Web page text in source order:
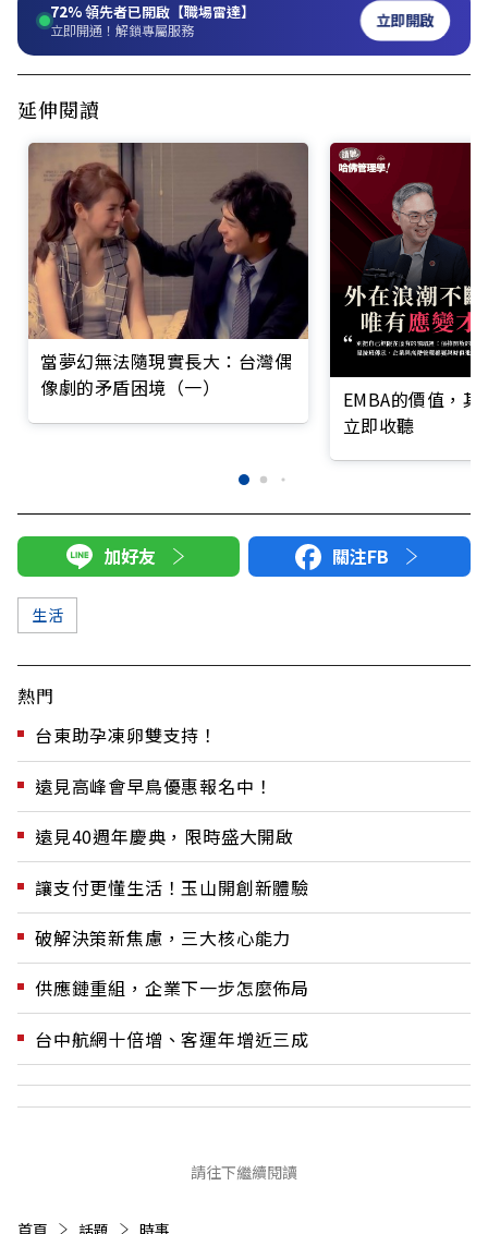
72%領先者已開啟【職場雷達】
立即開通！解鎖專屬服務 立即開啟
延伸閱讀
當夢幻無法隨現實長大：台灣偶
像劇的矛盾困境（一）
EMBA的價值，
立即收聽
加好友 關注FB
生活
熱門
台東助孕凍卵雙支持！
遠見高峰會早鳥優惠報名中！
遠見40週年慶典，限時盛大開啟
讓支付更懂生活！玉山開創新體驗
破解決策新焦慮，三大核心能力
供應鏈重組，企業下一步怎麼佈局
台中航網十倍增、客運年增近三成
請往下繼續閱讀
首頁 話題 時事